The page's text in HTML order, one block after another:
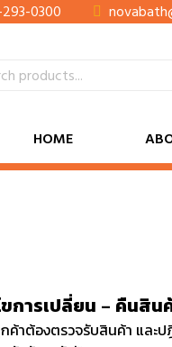
0300
HOME
ขการเปลี่ยน – คืนสิน
ค้าต้องตรวจรับสินค้า และ